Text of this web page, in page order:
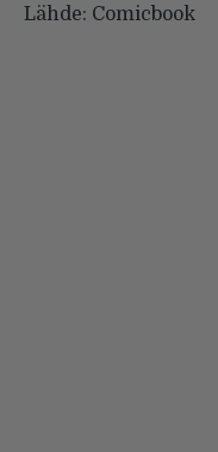
Lähde: Comicbook